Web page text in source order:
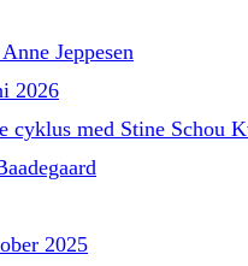
Jeppesen
2026
cyklus med Stine Schou
2025